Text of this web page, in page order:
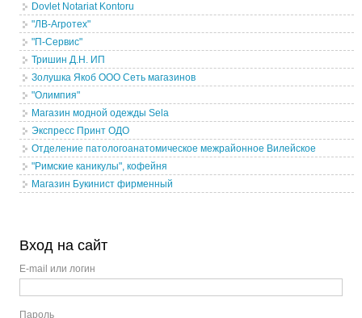
Dovlet Notariat Kontoru
"ЛВ-Агротех"
"П-Сервис"
Тришин Д.Н. ИП
Золушка Якоб ООО Сеть магазинов
"Олимпия"
Магазин модной одежды Sela
Экспресс Принт ОДО
Отделение патологоанатомическое межрайонное Вилейское
"Римские каникулы", кофейня
Магазин Букинист фирменный
Вход на сайт
E-mail или логин
Пароль